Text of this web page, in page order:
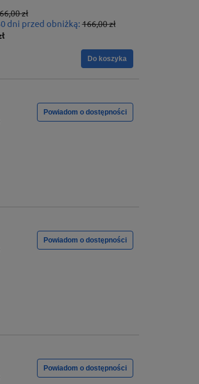
zł
dni przed obniżką:166,00 zł
Do koszyka
Powiadom o dostępności
Powiadom o dostępności
Powiadom o dostępności